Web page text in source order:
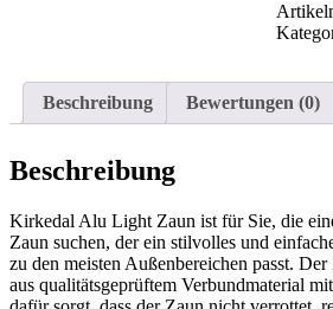
Beschreibung Bewertungen (0)
Beschreibung
Kirkedal Alu Light Zaun ist für Sie, die
Zaun suchen, der ein stilvolles und
zu den meisten Außenbereichen passt.
aus qualitätsgeprüftem Verbundmaterial